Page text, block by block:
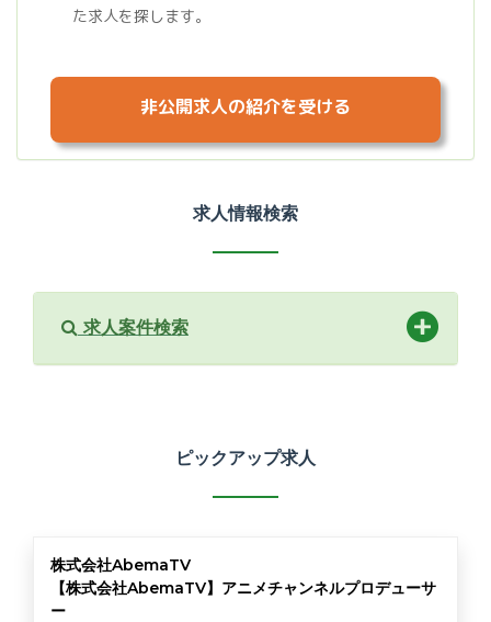
た求人を探します。
非公開求人の紹介を受ける
求人情報検索
求人案件検索
ピックアップ求人
株式会社AbemaTV
【株式会社AbemaTV】アニメチャンネルプロデューサ
ー